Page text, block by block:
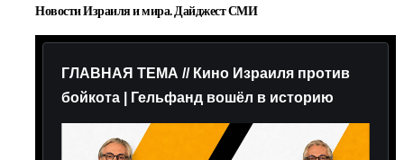
Новости Израиля и мира. Дайджест СМИ